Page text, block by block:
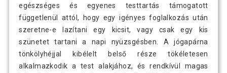
egészséges és egyenes testtartás támogatott
függetlenül attól, hogy egy igényes foglalkozás után
szeretne-e lazítani egy kicsit, vagy csak egy kis
szünetet tartani a napi nyüzsgésben. A jógapárna
tönkölyhéjjal kibélelt belső része tökéletesen
alkalmazkodik a test alakjához, és rendkívül magas